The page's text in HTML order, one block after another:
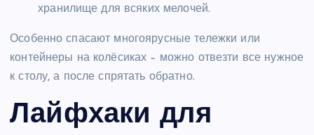
хранилище для всяких мелочей.
Особенно спасают многоярусные тележки или
контейнеры на колёсиках – можно отвезти все нужное
к столу, а после спрятать обратно.
Лайфхаки для